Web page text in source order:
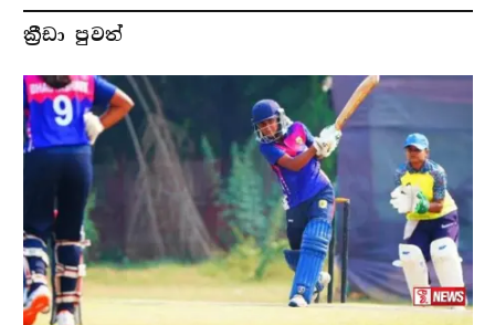
ක්‍රීඩා පුවත්